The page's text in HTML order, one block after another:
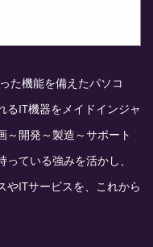
た機能を備えたパソコ
るIT機器をメイドインジャ
～開発～製造～サポート
ている強みを活かし、
やITサービスを、これから